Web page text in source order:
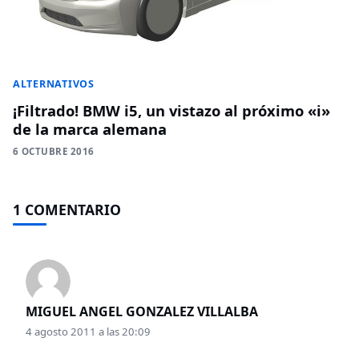
ALTERNATIVOS
¡Filtrado! BMW i5, un vistazo al próximo «i»
de la marca alemana
6 OCTUBRE 2016
1 COMENTARIO
MIGUEL ANGEL GONZALEZ VILLALBA
4 agosto 2011 a las 20:09